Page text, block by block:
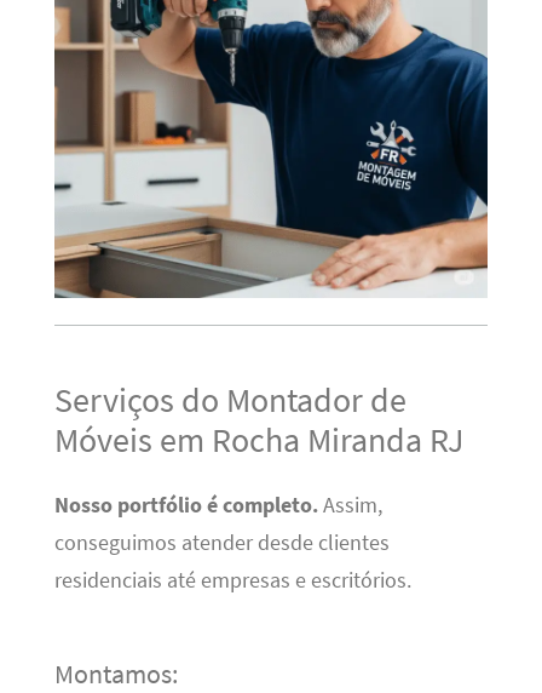
Serviços do Montador de
Móveis em Rocha Miranda RJ
Nosso portfólio é completo.Assim,
conseguimos atender desde clientes
residenciais até empresas e escritórios.
Montamos: